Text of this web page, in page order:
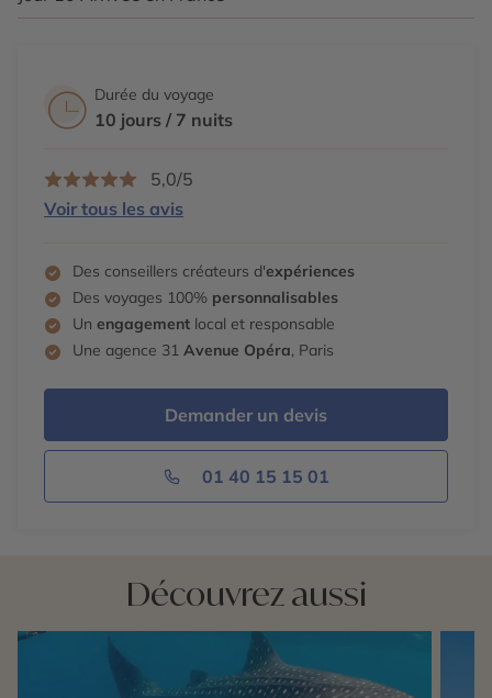
• Luxueux salon privé à l’aéroport offrant des boissons
• Plage de sable blanc et fin
• Piscine principale avec bassin pour les enfants
• PADI – centre de plongée cinq étoiles et certification
• Centre de sports nautiques
• Court de tennis
• Court de badminton
• Spa
• Bibliothèque
• Mini-Club
• Club House
• Boutiques
• Photographe professionnel / studio vidéo
Spa par Thalgo est un jardin d’éden. Découvrez une
collection de techniques de soins d’Orient et d’Occident.
Plus de 140 soins, y compris :
• Médecins résidents en Ayurveda (d’origine Indienne)
et en Acupuncture (d’origine Chinoise)
Malé. Envol pour la France. Repas et nuit à bord.
Durée du voyage
10 jours / 7 nuits
5,0/5
Voir tous les avis
Des conseillers créateurs d'expériences
Des voyages 100% personnalisables
Un engagement local et responsable
Une agence 31 Avenue Opéra, Paris
Demander un devis
01 40 15 15 01
Découvrez aussi